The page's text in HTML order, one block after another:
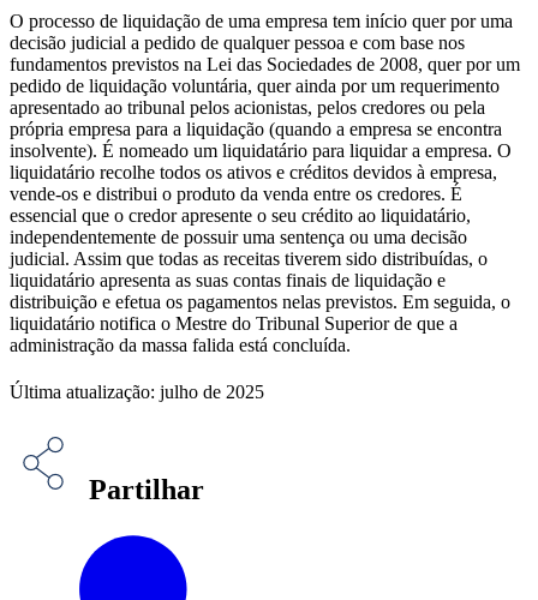
O processo de liquidação de uma empresa tem início quer por uma
decisão judicial a pedido de qualquer pessoa e com base nos
fundamentos previstos na Lei das Sociedades de 2008, quer por um
pedido de liquidação voluntária, quer ainda por um requerimento
apresentado ao tribunal pelos acionistas, pelos credores ou pela
própria empresa para a liquidação (quando a empresa se encontra
insolvente). É nomeado um liquidatário para liquidar a empresa. O
liquidatário recolhe todos os ativos e créditos devidos à empresa,
vende-os e distribui o produto da venda entre os credores. É
essencial que o credor apresente o seu crédito ao liquidatário,
independentemente de possuir uma sentença ou uma decisão
judicial. Assim que todas as receitas tiverem sido distribuídas, o
liquidatário apresenta as suas contas finais de liquidação e
distribuição e efetua os pagamentos nelas previstos. Em seguida, o
liquidatário notifica o Mestre do Tribunal Superior de que a
administração da massa falida está concluída.
Última atualização: julho de 2025
Partilhar